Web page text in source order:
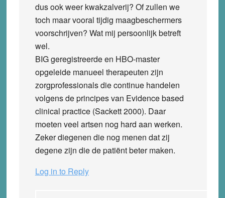
dus ook weer kwakzalverij? Of zullen we
toch maar vooral tijdig maagbeschermers
voorschrijven? Wat mij persoonlijk betreft
wel.
BIG geregistreerde en HBO-master
opgeleide manueel therapeuten zijn
zorgprofessionals die continue handelen
volgens de principes van Evidence based
clinical practice (Sackett 2000). Daar
moeten veel artsen nog hard aan werken.
Zeker diegenen die nog menen dat zij
degene zijn die de patiënt beter maken.
Log in to Reply